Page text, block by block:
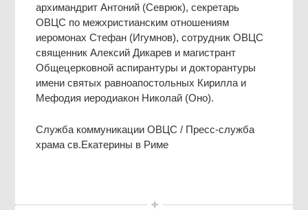
архимандрит Антоний (Севрюк), секретарь
ОВЦС по межхристианским отношениям
иеромонах Стефан (Игумнов), сотрудник ОВЦС
священник Алексий Дикарев и магистрант
Общецерковной аспирантуры и докторантуры
имени святых равноапостольных Кирилла и
Мефодия иеродиакон Николай (Оно).
Служба коммуникации ОВЦС / Пресс-служба
храма св.Екатерины в Риме